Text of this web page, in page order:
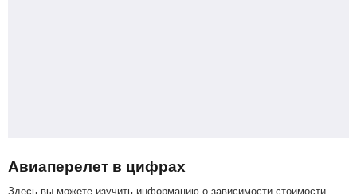
Авиаперелет в цифрах
Здесь вы можете изучить информацию о зависимости стоимости